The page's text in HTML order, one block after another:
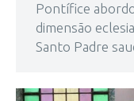
Pontífice
dimensão
Santo Padre